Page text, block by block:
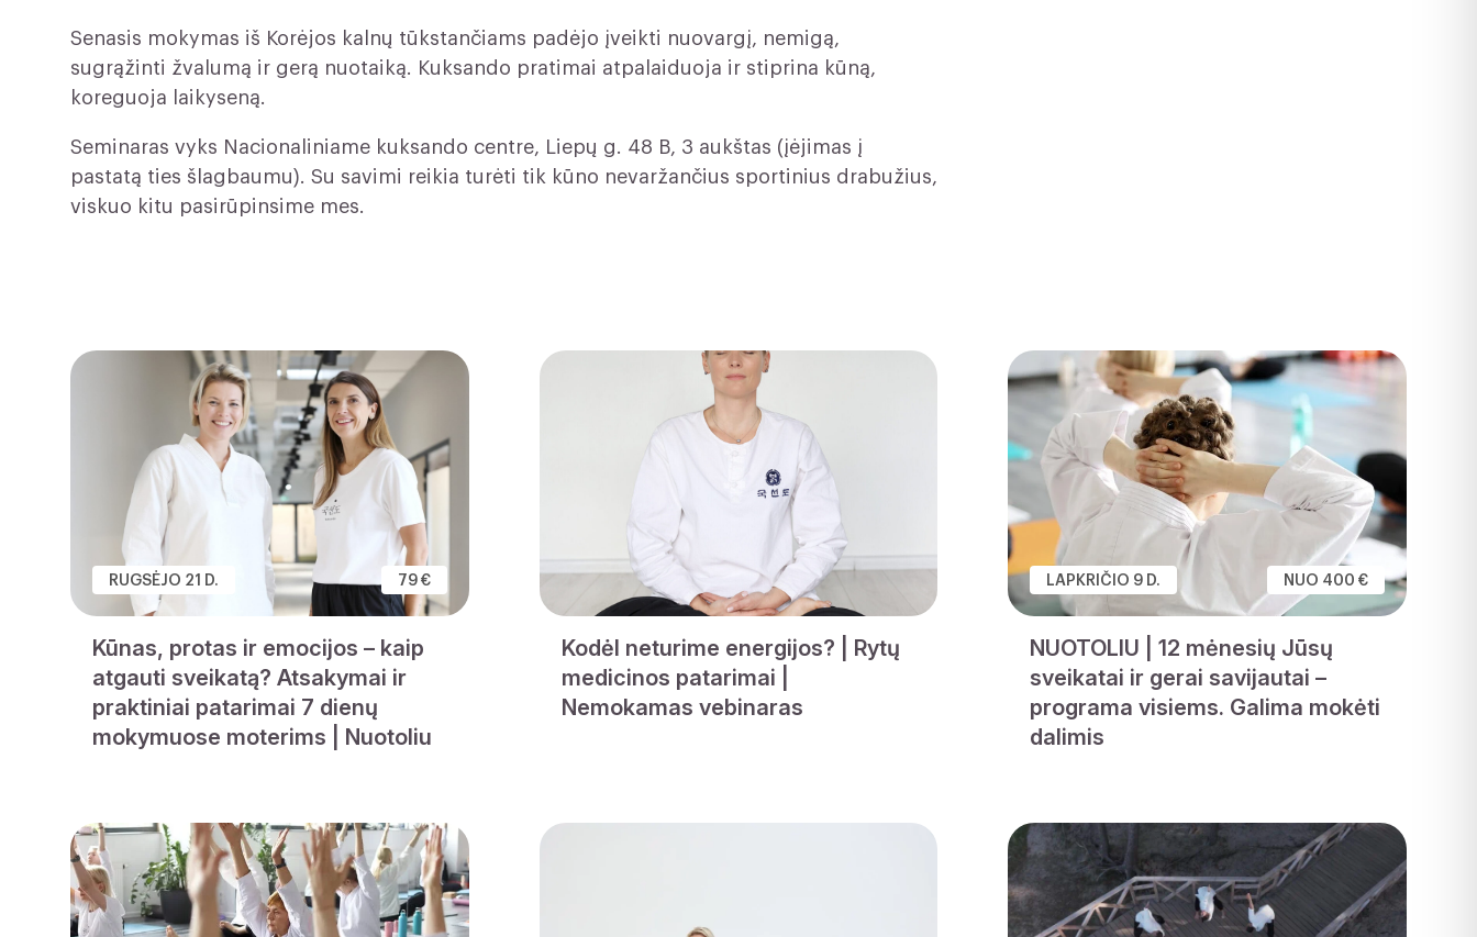
Senasis mokymas iš Korėjos kalnų tūkstančiams padėjo įveikti nuovargį, nemigą,
sugrąžinti žvalumą ir gerą nuotaiką. Kuksando pratimai atpalaiduoja ir stiprina kūną,
koreguoja laikyseną.
Seminaras vyks Nacionaliniame kuksando centre, Liepų g. 48 B, 3 aukštas (įėjimas į
pastatą ties šlagbaumu). Su savimi reikia turėti tik kūno nevaržančius sportinius drabužius,
viskuo kitu pasirūpinsime mes.
RUGSĖJO 21 D. 79 €
Kūnas, protas ir emocijos – kaip
atgauti sveikatą? Atsakymai ir
praktiniai patarimai 7 dienų
mokymuose moterims | Nuotoliu
Kodėl neturime energijos? | Rytų
medicinos patarimai |
Nemokamas vebinaras
LAPKRIČIO 9 D. NUO 400 €
NUOTOLIU | 12 mėnesių Jūsų
sveikatai ir gerai savijautai –
programa visiems. Galima mokėti
dalimis